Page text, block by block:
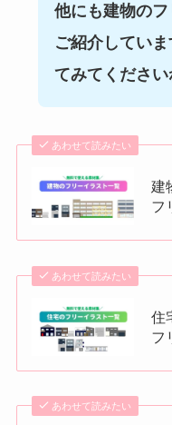
他にも建物の
ご紹介してい
てみてください
あわせて読みたい
建
フ
あわせて読みたい
住
フ
あわせて読みたい